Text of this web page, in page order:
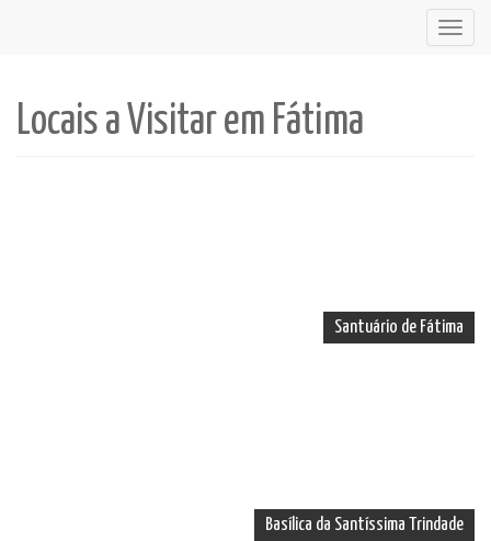
Locais a Visitar em Fátima
Santuário de Fátima
Basílica da Santíssima Trindade